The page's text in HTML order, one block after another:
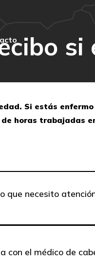
si
Si estás enfermo
horas trabajadas
que necesito
con el médico de